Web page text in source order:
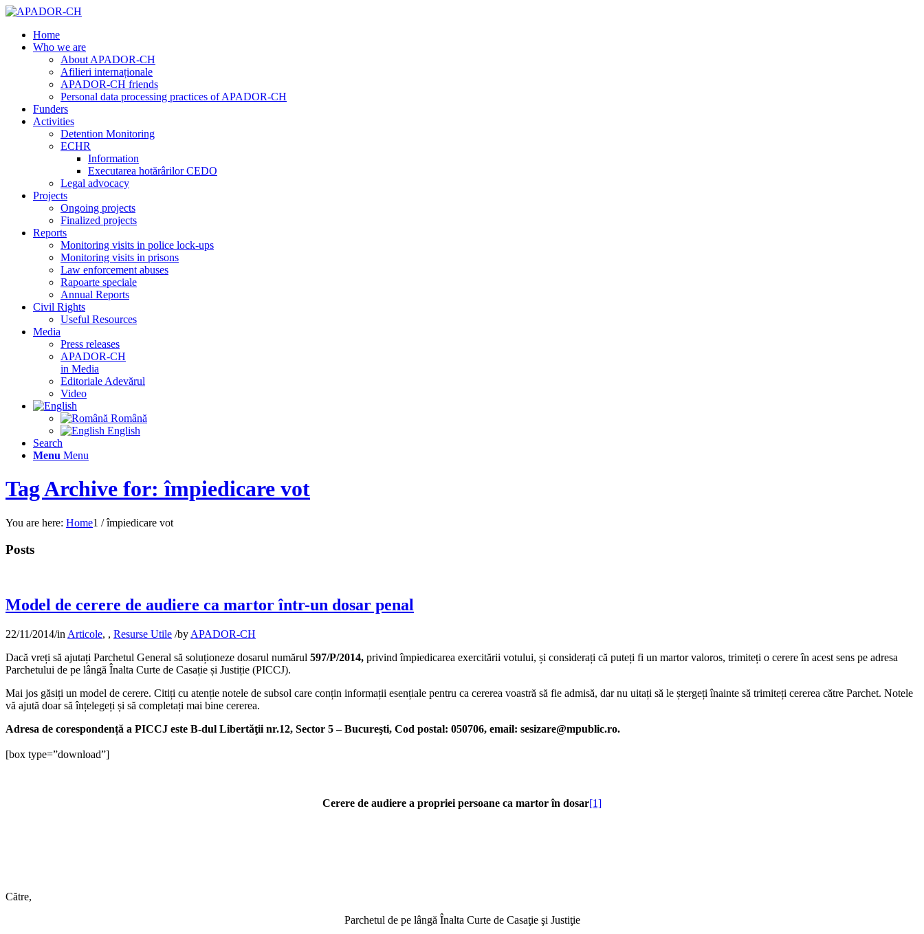
Home
Who we are
About APADOR-CH
Afilieri internaționale
APADOR-CH friends
Personal data processing practices of APADOR-CH
Funders
Activities
Detention Monitoring
ECHR
Information
Executarea hotărârilor CEDO
Legal advocacy
Projects
Ongoing projects
Finalized projects
Reports
Monitoring visits in police lock-ups
Monitoring visits in prisons
Law enforcement abuses
Rapoarte speciale
Annual Reports
Civil Rights
Useful Resources
Media
Press releases
APADOR-CH
in Media
Editoriale Adevărul
Video
Română
English
Search
Menu Menu
Tag Archive for: împiedicare vot
You are here: Home1 / împiedicare vot
Posts
Model de cerere de audiere ca martor într-un dosar penal
22/11/2014/in Articole, , Resurse Utile /by APADOR-CH
Dacă vreți să ajutați Parchetul General să soluționeze dosarul numărul 597/P/2014, privind împiedicarea exercitării votului, și considerați că puteți fi un martor valoros, trimiteți o cerere în acest sens pe adresa
Parchetului de pe lângă Înalta Curte de Casație și Justiție (PICCJ).
Mai jos găsiți un model de cerere. Citiți cu atenție notele de subsol care conțin informații esențiale pentru ca cererea voastră să fie admisă, dar nu uitați să le ștergeți înainte să trimiteți cererea către Parchet. Notele
vă ajută doar să înțelegeți și să completați mai bine cererea.
Adresa de corespondență a PICCJ este B-dul Libertăţii nr.12, Sector 5 – Bucureşti, Cod postal: 050706, email: sesizare@mpublic.ro.
[box type=”download”]
Cerere de audiere a propriei persoane ca martor în dosar[1]
Către,
Parchetul de pe lângă Înalta Curte de Casaţie şi Justiţie